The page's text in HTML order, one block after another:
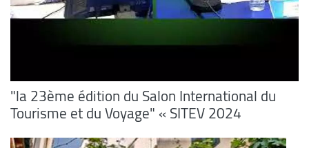
"la 23ème édition du Salon International du
Tourisme et du Voyage" « SITEV 2024